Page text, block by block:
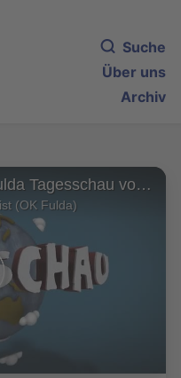
Suche
Über uns
Archiv
Mini-Fulda Tagesschau vom 09.10.2019
(OK Fulda)